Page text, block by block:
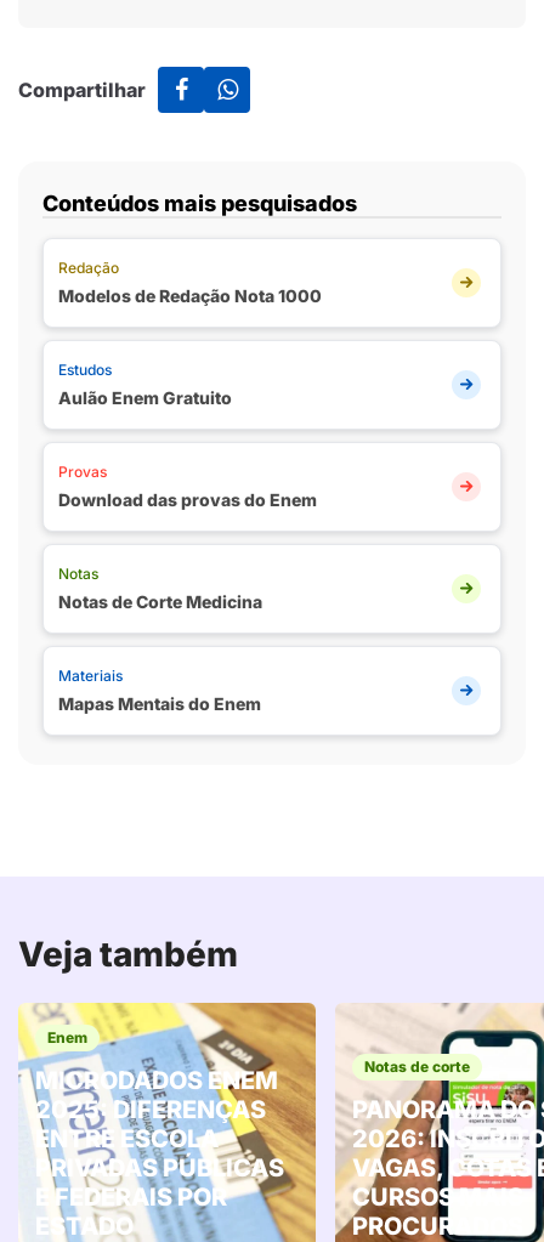
Compartilhar
Conteúdos mais pesquisados
Redação
Modelos de Redação Nota 1000
Estudos
Aulão Enem Gratuito
Provas
Download das provas do Enem
Notas
Notas de Corte Medicina
Materiais
Mapas Mentais do Enem
Veja também
Enem
MICRODADOS ENEM
2025: DIFERENÇAS
ENTRE ESCOLA
PRIVADAS PÚBLICAS
E FEDERAIS POR
ESTADO
Notas de corte
PANORAMA DO
2026:
VAGAS, COTAS
CURSOS MAIS
PROCURADOS